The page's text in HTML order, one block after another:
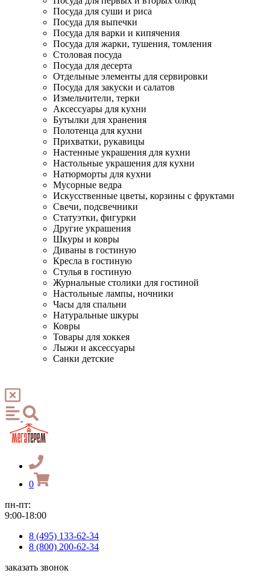
Посуда для суши и риса
Посуда для выпечки
Посуда для варки и кипячения
Посуда для жарки, тушения, томления
Столовая посуда
Посуда для десерта
Отдельные элементы для сервировки
Посуда для закуски и салатов
Измельчители, терки
Аксессуары для кухни
Бутылки для хранения
Полотенца для кухни
Прихватки, рукавицы
Настенные украшения для кухни
Настольные украшения для кухни
Натюрморты для кухни
Мусорные ведра
Искусственные цветы, корзины с фруктами
Свечи, подсвечники
Статуэтки, фигурки
Другие украшения
Шкуры и ковры
Диваны в гостиную
Кресла в гостиную
Стулья в гостиную
Журнальные столики для гостиной
Настольные лампы, ночники
Часы для спальни
Натуральные шкуры
Ковры
Товары для хоккея
Лыжи и аксессуары
Санки детские
0
пн-пт:
9:00-18:00
8 (495) 133-62-34
8 (800) 200-62-34
заказать звонок